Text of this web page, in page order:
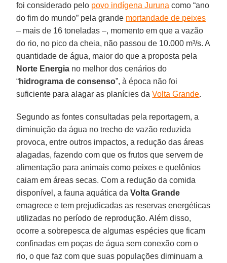
foi considerado pelo povo indígena Juruna como “ano
do fim do mundo” pela grande mortandade de peixes
– mais de 16 toneladas –, momento em que a vazão
do rio, no pico da cheia, não passou de 10.000 m³/s. A
quantidade de água, maior do que a proposta pela
Norte Energia no melhor dos cenários do
“hidrograma de consenso”, à época não foi
suficiente para alagar as planícies daVolta Grande.
Segundo as fontes consultadas pela reportagem, a
diminuição da água no trecho de vazão reduzida
provoca, entre outros impactos, a redução das áreas
alagadas, fazendo com que os frutos que servem de
alimentação para animais como peixes e quelônios
caiam em áreas secas. Com a redução da comida
disponível, a fauna aquática daVolta Grande
emagrece e tem prejudicadas as reservas energéticas
utilizadas no período de reprodução. Além disso,
ocorre a sobrepesca de algumas espécies que ficam
confinadas em poças de água sem conexão com o
rio, o que faz com que suas populações diminuam a